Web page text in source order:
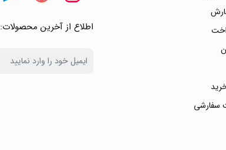
سفارشی
اطلاع از آخرین محصولات: